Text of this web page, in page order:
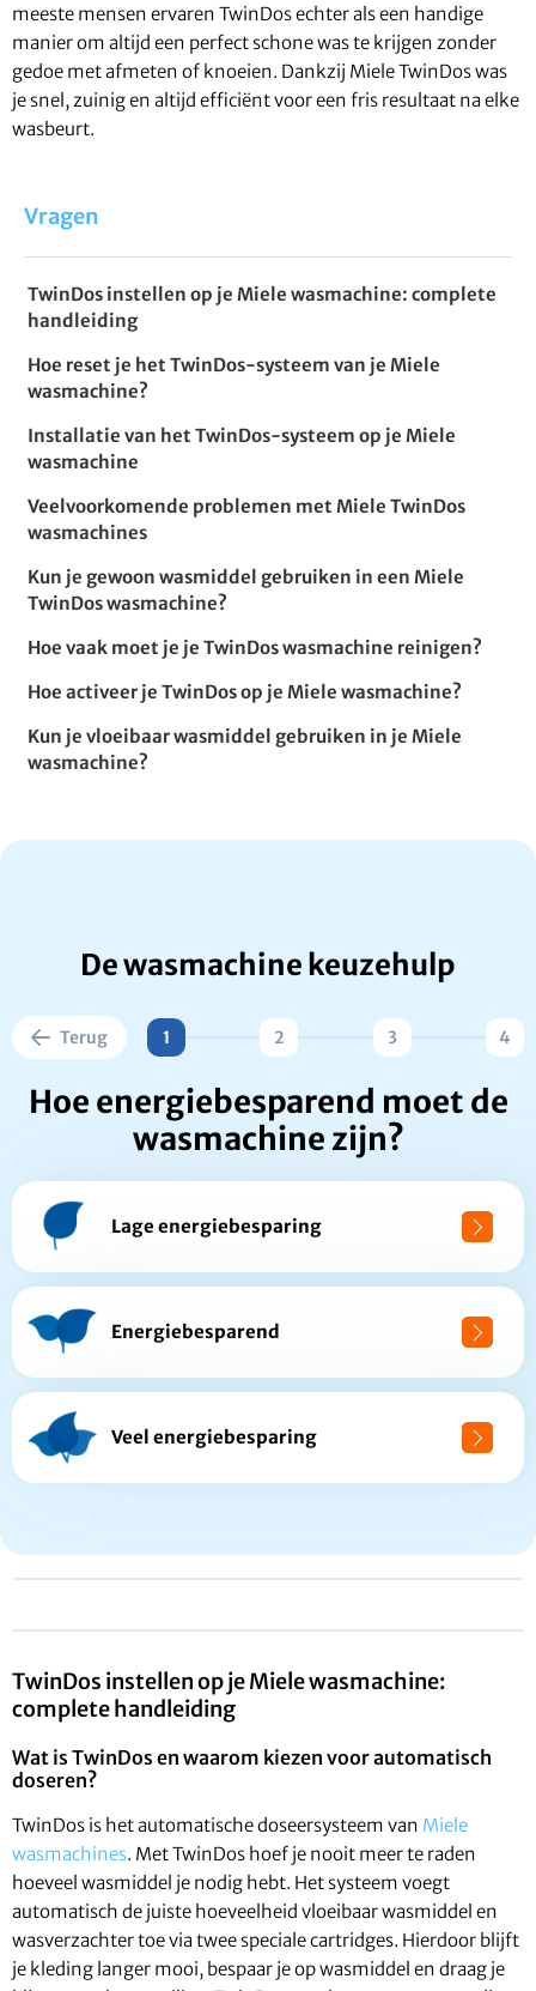
meeste mensen ervaren TwinDos echter als een handige
manier om altijd een perfect schone was te krijgen zonder
gedoe met afmeten of knoeien. Dankzij Miele TwinDos was
je snel, zuinig en altijd efficiënt voor een fris resultaat na elke
wasbeurt.
Vragen
TwinDos instellen op je Miele wasmachine: complete
handleiding
Hoe reset je het TwinDos-systeem van je Miele
wasmachine?
Installatie van het TwinDos-systeem op je Miele
wasmachine
Veelvoorkomende problemen met Miele TwinDos
wasmachines
Kun je gewoon wasmiddel gebruiken in een Miele
TwinDos wasmachine?
Hoe vaak moet je je TwinDos wasmachine reinigen?
Hoe activeer je TwinDos op je Miele wasmachine?
Kun je vloeibaar wasmiddel gebruiken in je Miele
wasmachine?
De wasmachine keuzehulp
Terug 1 2 3 4
Hoe energiebesparend moet de
wasmachine zijn?
Lage energiebesparing
Energiebesparend
Veel energiebesparing
TwinDos instellen op je Miele wasmachine:
complete handleiding
Wat is TwinDos en waarom kiezen voor automatisch
doseren?
TwinDos is het automatische doseersysteem van Miele
wasmachines. Met TwinDos hoef je nooit meer te raden
hoeveel wasmiddel je nodig hebt. Het systeem voegt
automatisch de juiste hoeveelheid vloeibaar wasmiddel en
wasverzachter toe via twee speciale cartridges. Hierdoor blijft
je kleding langer mooi, bespaar je op wasmiddel en draag je